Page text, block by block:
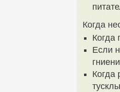
Когда
Когда
Если
Когда